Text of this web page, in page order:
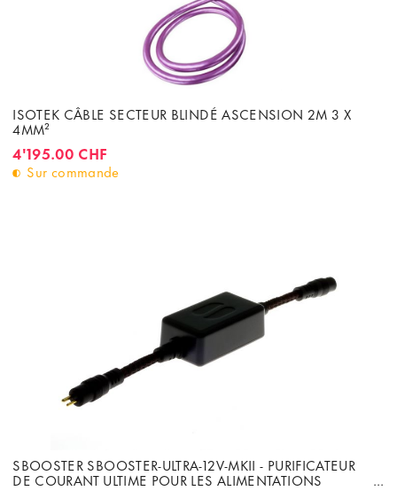
ISOTEK CÂBLE SECTEUR BLINDÉ ASCENSION 2M 3 X
4MM²
4'195.00 CHF
Sur commande
SBOOSTER SBOOSTER-ULTRA-12V-MKII - PURIFICATEUR
DE COURANT ULTIME POUR LES ALIMENTATIONS